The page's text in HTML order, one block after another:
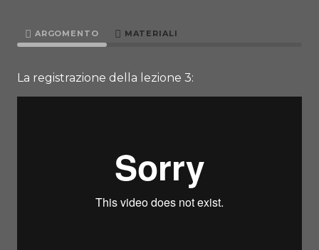
ARGOMENTO MATERIALI
La registrazione della lezione 3: